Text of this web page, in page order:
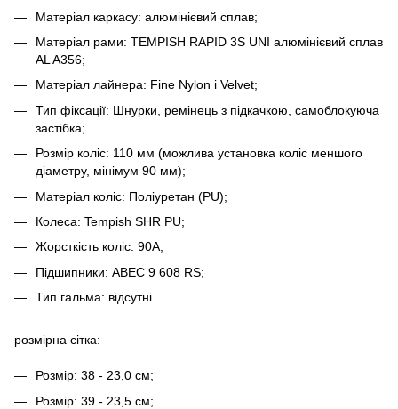
Матеріал каркасу: алюмінієвий сплав;
Матеріал рами: TEMPISH RAPID 3S UNI алюмінієвий сплав
AL A356;
Матеріал лайнера: Fine Nylon і Velvet;
Тип фіксації: Шнурки, ремінець з підкачкою, самоблокуюча
застібка;
Розмір коліс: 110 мм (можлива установка коліс меншого
діаметру, мінімум 90 мм);
Матеріал коліс: Поліуретан (PU);
Колеса: Tempish SHR PU;
Жорсткість коліс: 90А;
Підшипники: АВЕС 9 608 RS;
Тип гальма: відсутні.
розмірна сітка:
Розмір: 38 - 23,0 см;
Розмір: 39 - 23,5 см;